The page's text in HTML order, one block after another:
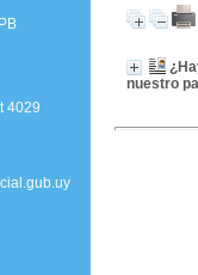
nuestro
4029